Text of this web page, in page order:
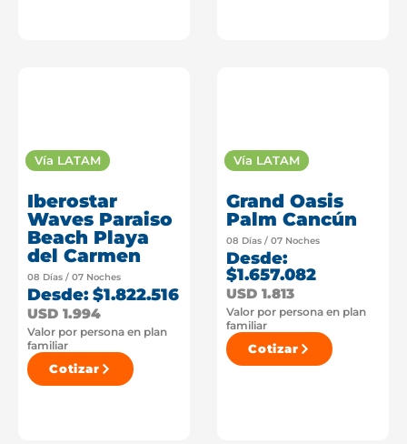
Vía LATAM
Iberostar
Waves Paraiso
Beach Playa
del Carmen
08 Días / 07 Noches
Desde: $1.822.516
USD 1.994
Valor por persona en plan
familiar
Cotizar
Vía LATAM
Grand Oasis
Palm Cancún
08 Días / 07 Noches
Desde:
$1.657.082
USD 1.813
Valor por persona en plan
familiar
Cotizar